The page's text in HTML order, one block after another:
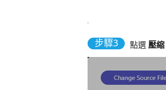
步驟3 點選壓縮